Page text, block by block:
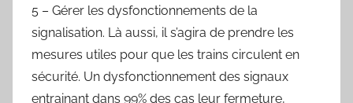
5 – Gérer les dysfonctionnements de la
signalisation. Là aussi, il s’agira de prendre les
mesures utiles pour que les trains circulent en
sécurité. Un dysfonctionnement des signaux
entrainant dans 99% des cas leur fermeture,